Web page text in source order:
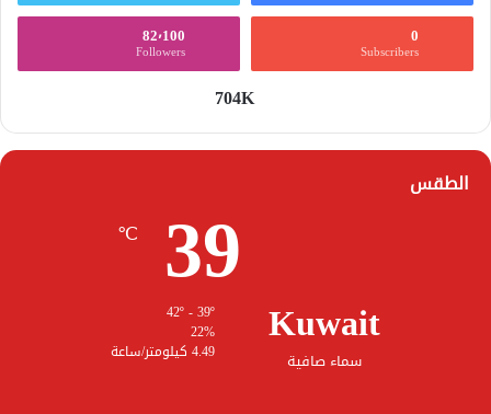
0
Subscribers
82٬100
Followers
704K
الطقس
Kuwait
سماء صافية
39
℃
22%
4.49 كيلومتر/ساعة